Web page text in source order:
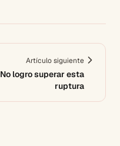
Artículo siguiente
No logro superar esta
ruptura